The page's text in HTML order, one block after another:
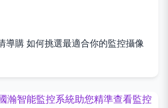
導購 如何挑選最適合你的監控攝像